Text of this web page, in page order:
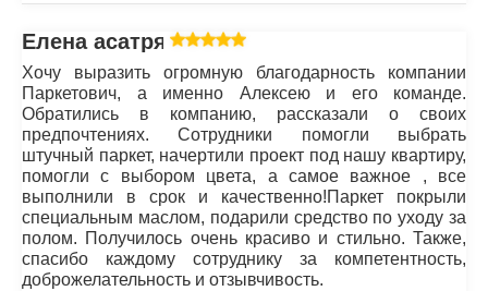
Елена асатрян
Хочу выразить огромную благодарность компании
Паркетович, а именно Алексею и его команде.
Обратились в компанию, рассказали о своих
предпочтениях. Сотрудники помогли выбрать
штучный паркет, начертили проект под нашу квартиру,
помогли с выбором цвета, а самое важное , все
выполнили в срок и качественно!Паркет покрыли
специальным маслом, подарили средство по уходу за
полом. Получилось очень красиво и стильно. Также,
спасибо каждому сотруднику за компетентность,
доброжелательность и отзывчивость.